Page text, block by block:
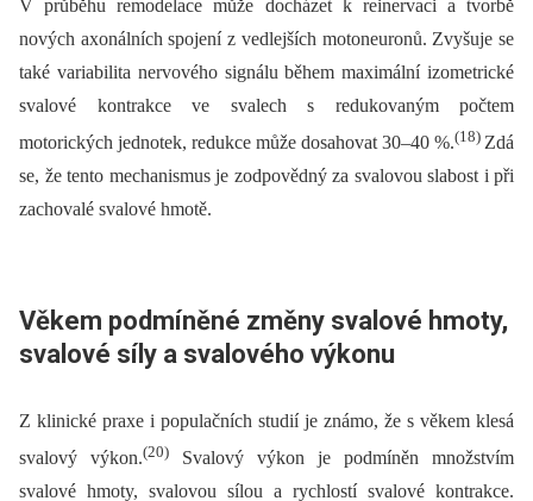
V průběhu remodelace může docházet k reinervaci a tvorbě
nových axonálních spojení z vedlejších motoneuronů. Zvyšuje se
také variabilita nervového signálu během maximální izometrické
svalové kontrakce ve svalech s redukovaným počtem
motorických jednotek, redukce může dosahovat 30–40 %.(18) Zdá
se, že tento mechanismus je zodpovědný za svalovou slabost i při
zachovalé svalové hmotě.
Věkem podmíněné změny svalové hmoty,
svalové síly a svalového výkonu
Z klinické praxe i populačních studií je známo, že s věkem klesá
svalový výkon.(20) Svalový výkon je podmíněn množstvím
svalové hmoty, svalovou sílou a rychlostí svalové kontrakce.